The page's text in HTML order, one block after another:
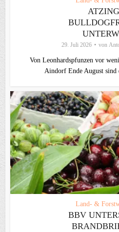
29. Juli 2026 von
Von Leonhardspfunzen vor
Aindorf Ende August sind
Land- &
BBV